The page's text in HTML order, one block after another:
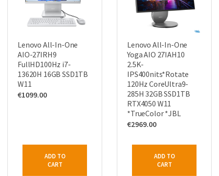
Lenovo All-In-One
AIO-27IRH9
FullHD100Hz i7-
13620H 16GB SSD1TB
W11
€1099.00
ADD TO
CART
Lenovo All-In-One
Yoga AIO 27IAH10
2.5K-
IPS400nits*Rotate
120Hz CoreUltra9-
285H 32GB SSD1TB
RTX4050 W11
*TrueColor *JBL
€2969.00
ADD TO
CART